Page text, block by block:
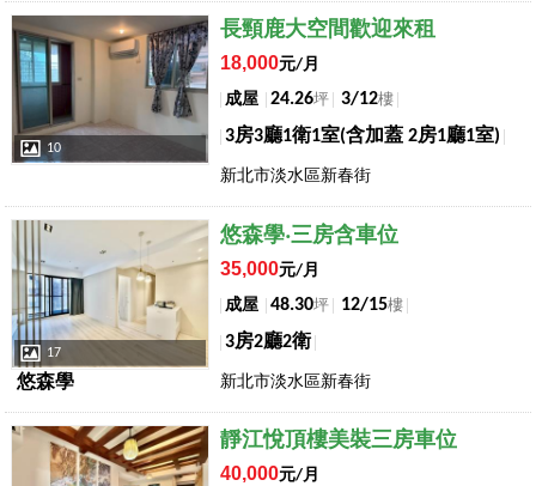
店長推薦
10
長頸鹿大空間歡迎來租
18,000元/月
成屋
24.26坪 3/12樓
3房3廳1衛1室(含加蓋 2房1廳1室)
新北市淡水區新春街
店長推薦
17
悠森學
悠森學‧三房含車位
35,000元/月
成屋
48.30坪 12/15樓
3房2廳2衛
新北市淡水區新春街
店長推薦 靜江悅頂樓美裝三房車位
40,000元/月